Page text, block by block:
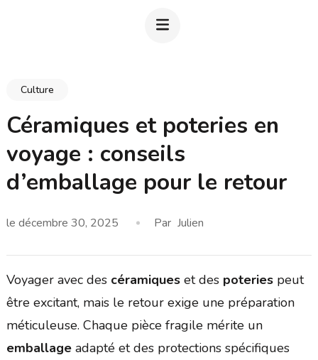
Culture
Céramiques et poteries en
voyage : conseils
d’emballage pour le retour
le décembre 30, 2025 Par Julien
Voyager avec des céramiqueset des poteriespeut
être excitant, mais le retour exige une préparation
méticuleuse. Chaque pièce fragile mérite un
emballageadapté et des protections spécifiques